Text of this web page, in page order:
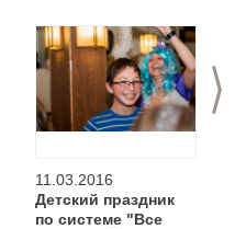
>
11.03.2016
Детский праздник
по системе "Все